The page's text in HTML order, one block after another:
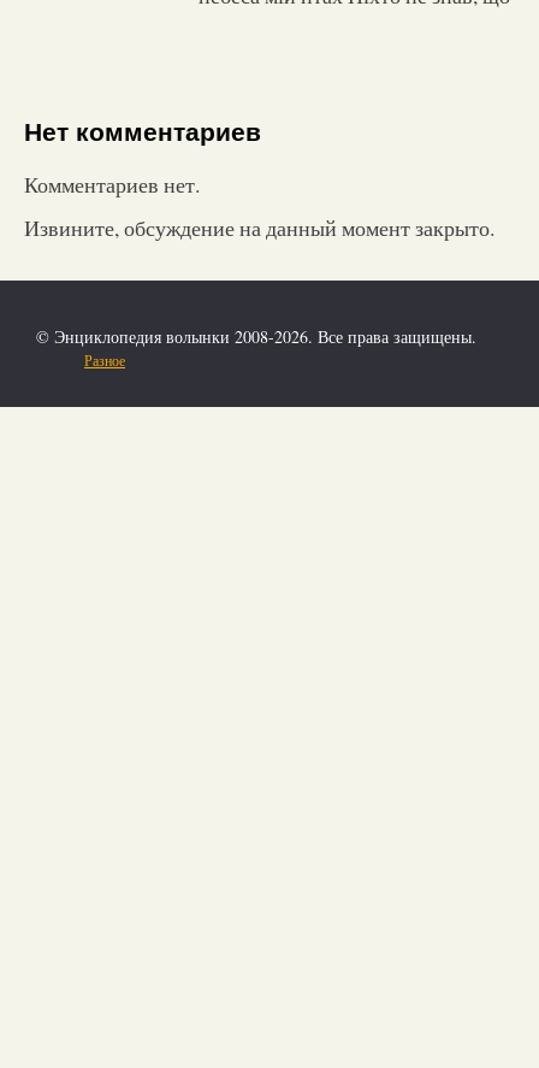
Нет комментариев
Комментариев нет.
Извините, обсуждение на данный момент закрыто.
© Энциклопедия волынки 2008-2026. Все права защищены.
Разное